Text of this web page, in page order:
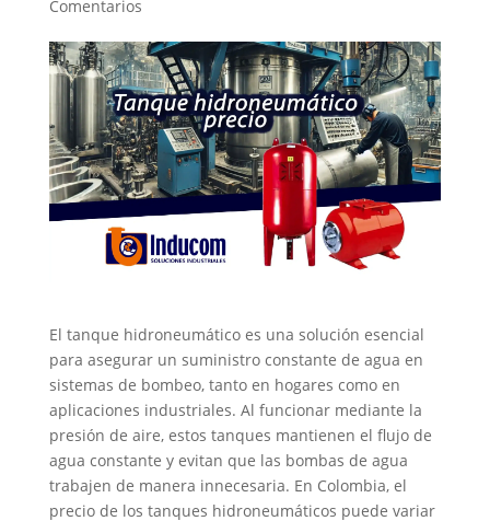
Comentarios
El tanque hidroneumático es una solución esencial
para asegurar un suministro constante de agua en
sistemas de bombeo, tanto en hogares como en
aplicaciones industriales. Al funcionar mediante la
presión de aire, estos tanques mantienen el flujo de
agua constante y evitan que las bombas de agua
trabajen de manera innecesaria. En Colombia, el
precio de los tanques hidroneumáticos puede variar